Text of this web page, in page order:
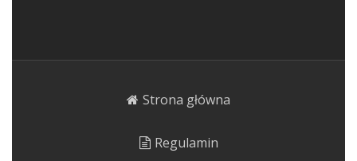
Strona główna
Regulamin